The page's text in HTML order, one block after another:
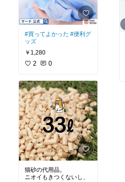
#買ってよかった #便利グ
ッズ
￥1,280
2 0
猫砂の代用品。
ニオイもきつくないし、